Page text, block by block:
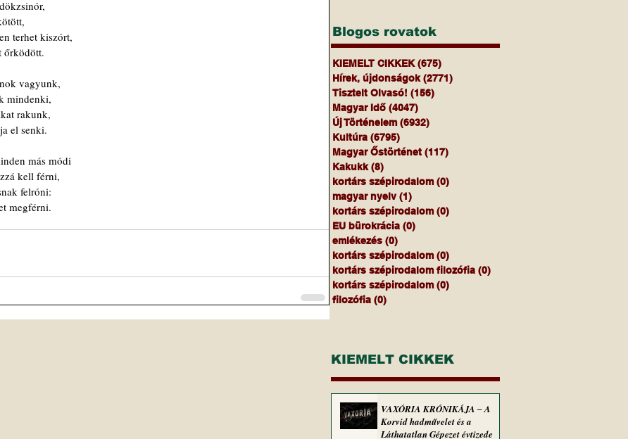
terhet kiszórt,
őrködött.
vagyunk,
mindenki,
rakunk,
el senki.
más módi
kell férni,
felróni:
megférni.
Blogos rovatok
KIEMELT CIKKEK (675)
Hírek, újdonságok (2771)
Tisztelt Olvasó! (156)
Magyar Idő (4047)
Új Történelem (6932)
Kultúra (6795)
Magyar Őstörténet (117)
Kakukk (8)
kortárs szépirodalom (0)
magyar nyelv (1)
kortárs szépirodalom (0)
EU bürokrácia (0)
emlékezés (0)
kortárs szépirodalom (0)
kortárs szépirodalom filozófia (0)
kortárs szépirodalom (0)
filozófia (0)
KIEMELT CIKKEK
VAXÓRIA KRÓNIKÁJA ‒ A
Korvid hadművelet és a
Láthatatlan Gépezet évtizede